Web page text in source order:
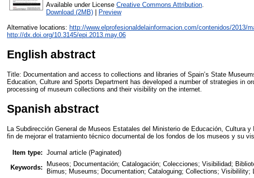
Available under License Creative Commons Attribution
Download (2MB) | Preview
Alternative locations: http://www.elprofesionaldelainformacion.com/contenidos/2013/
http://dx.doi.org/10.3145/epi.2013.may.06
English abstract
Title: Documentation and access to collections and libraries of Spain’s State
Education, Culture and Sports Department has developed a number of strategies in
processing of museum collections and their visibility on the internet.
Spanish abstract
La Subdirección General de Museos Estatales del Ministerio de Educación, Cultura
fin de mejorar el tratamiento técnico documental de los fondos de los museos y su
Item type: Journal article (Paginated)
Keywords:
Museos; Documentación; Catalogación; Colecciones; Visibilidad;
Bimus; Museums; Documentation; Cataloguing; Collections; Visibilility;